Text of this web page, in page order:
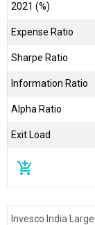
2021 (%)
Expense Ratio
Sharpe Ratio
Information Ratio
Alpha Ratio
Exit Load
add_shopping_cart
Invesco India